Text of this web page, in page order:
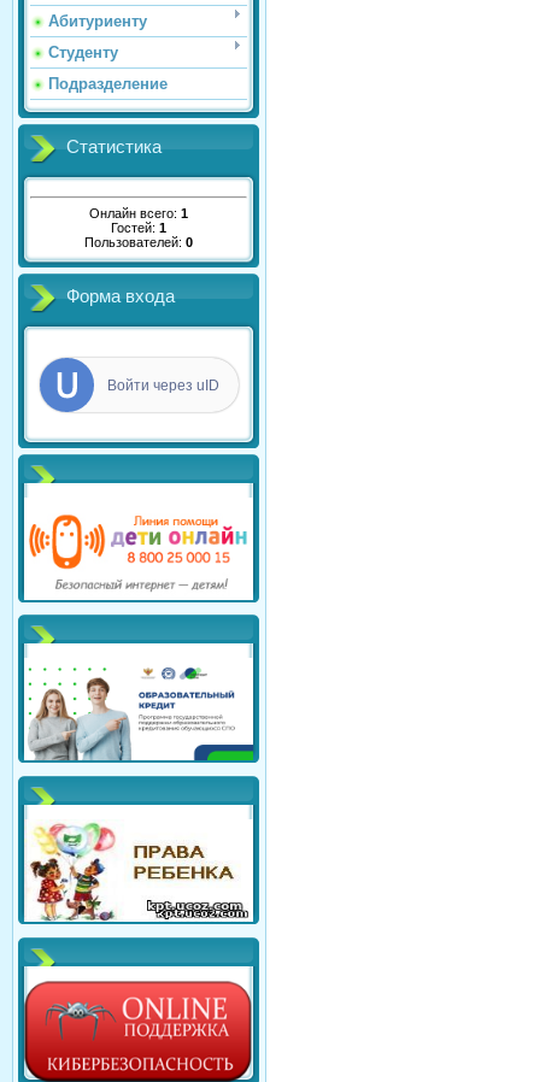
Абитуриенту
Студенту
Подразделение
Статистика
Онлайн всего: 1
Гостей: 1
Пользователей: 0
Форма входа
Войти через uID